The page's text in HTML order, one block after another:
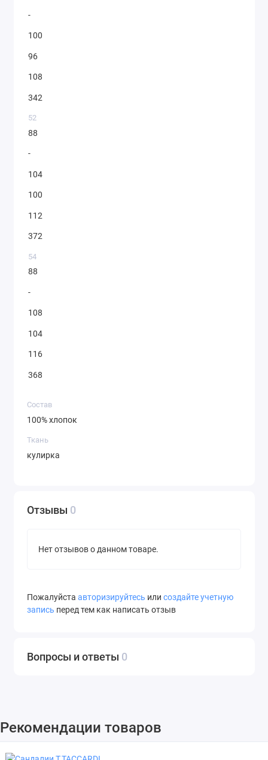
-
100
96
108
342
52
88
-
104
100
112
372
54
88
-
108
104
116
368
Состав
100% хлопок
Ткань
кулирка
Отзывы 0
Нет отзывов о данном товаре.
Пожалуйста авторизируйтесь или создайте учетную
запись перед тем как написать отзыв
Вопросы и ответы 0
Рекомендации товаров